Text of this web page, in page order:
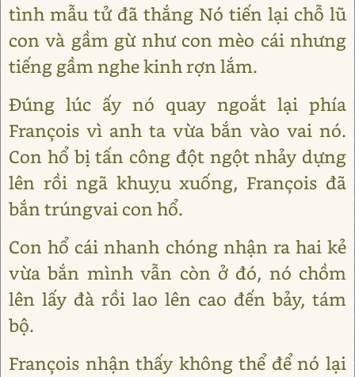
tình mẫu tử đã thắng Nó tiến lại chỗ lũ
con và gầm gừ như con mèo cái nhưng
tiếng gầm nghe kinh rợn lắm.
Đúng lúc ấy nó quay ngoắt lại phía
François vì anh ta vừa bắn vào vai nó.
Con hổ bị tấn công đột ngột nhảy dựng
lên rồi ngã khuỵu xuống, François đã
bắn trúngvai con hổ.
Con hổ cái nhanh chóng nhận ra hai kẻ
vừa bắn mình vẫn còn ở đó, nó chồm
lên lấy đà rồi lao lên cao đến bảy, tám
bộ.
François nhận thấy không thể để nó lại